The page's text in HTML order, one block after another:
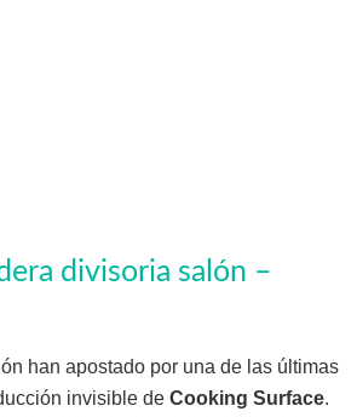
divisoria salón –
han apostado por una de las últimas
invisible de Cooking Surface.